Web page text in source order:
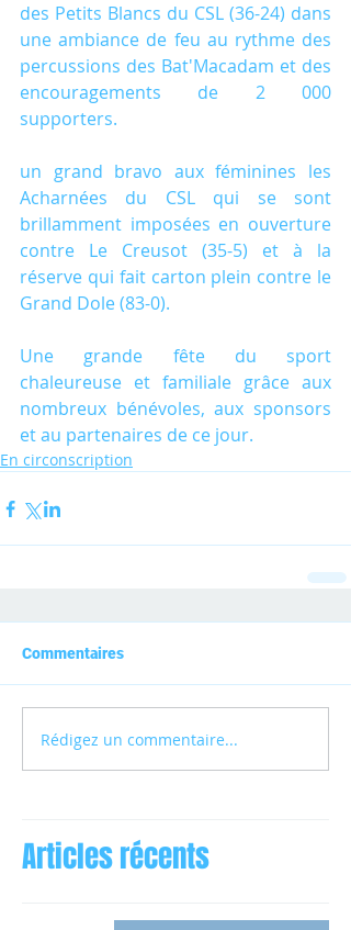
des Petits Blancs du CSL (36-24) dans
une ambiance de feu au rythme des
percussions des Bat'Macadam et des
encouragements de 2 000
supporters.
un grand bravo aux féminines les
Acharnées du CSL qui se sont
brillamment imposées en ouverture
contre Le Creusot (35-5) et à la
réserve qui fait carton plein contre le
Grand Dole (83-0).
Une grande fête du sport
chaleureuse et familiale grâce aux
nombreux bénévoles, aux sponsors
et au partenaires de ce jour.
En circonscription
Commentaires
Rédigez un commentaire...
Articles récents